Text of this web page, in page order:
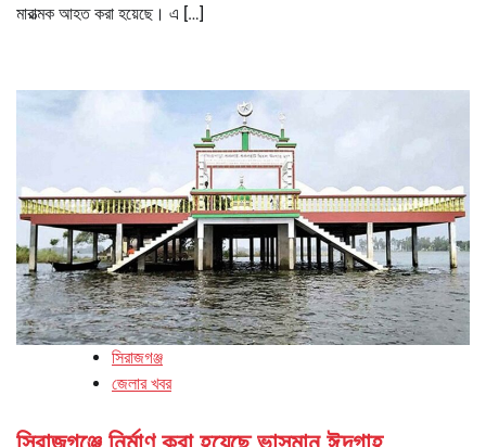
মারাত্মক আহত করা হয়েছে। এ […]
সিরাজগঞ্জ
জেলার খবর